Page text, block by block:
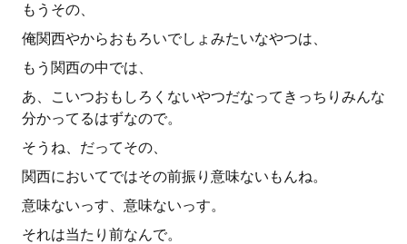
もうその、
俺関西やからおもろいでしょみたいなやつは、
もう関西の中では、
あ、こいつおもしろくないやつだなってきっちりみんな
分かってるはずなので。
そうね、だってその、
関西においてではその前振り意味ないもんね。
意味ないっす、意味ないっす。
それは当たり前なんで。